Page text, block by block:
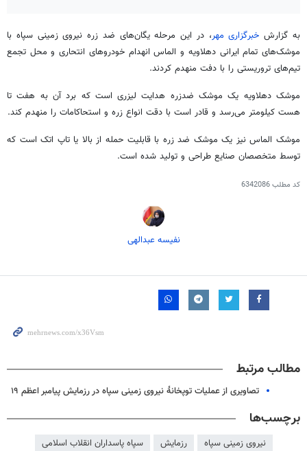
به گزارشخبرگزاری مهر، در این مرحله یگان‌های ضد زره نیروی زمینی سپاه با
موشک‌های تمام ایرانیدهلاویه و الماس انهدام خودروهای انتحاری و محل تجمع
تیم‌های تروریستی را با دفت منهدم کردند.
موشکدهلاویه یک موشک ضدزره هدایت لیزری است که برد آن به هفت تا
هست کیلومتر می‌رسد و قادر است با دقت انواع زره و استحاکامات را منهدم کند.
موشک الماس نیز یک موشک ضد زره با قابلیت حمله از بالا یا تاپ اتکاست که
توسط متخصصان صنایع طراحی و تولید شده است.
کد مطلب6342086
نفیسه عبدالهی
مطالب مرتبط
تصاویری از عملیات توپخانۀ نیروی زمینی سپاه در رزمایش پیامبر اعظم ۱۹
برچسب‌ها
نیروی زمینی سپاه رزمایش سپاه پاسداران انقلاب اسلامی